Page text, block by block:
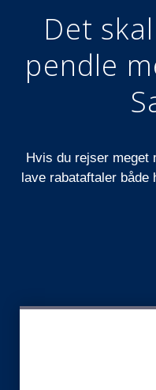
Det
pendle
Hvis du rejser
lave rabataftaler